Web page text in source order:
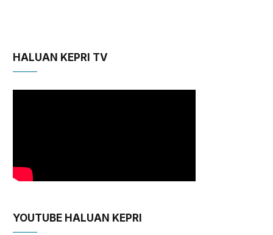
HALUAN KEPRI TV
YOUTUBE HALUAN KEPRI